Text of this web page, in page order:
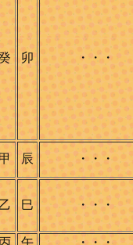
卯 ・・・
甲 辰 ・・・
乙 巳 ・・・
午 ・・・